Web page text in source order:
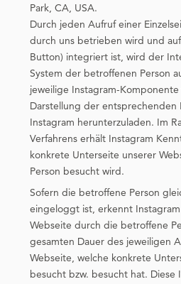
Park, CA, USA.
Durch jeden Aufruf einer
durch uns betrieben wird und
Button) integriert ist, wird der
System der betroffenen Person
jeweilige Instagram-Komponente
Darstellung der entsprechenden
Instagram herunterzuladen. Im
Verfahrens erhält Instagram
konkrete Unterseite unserer
Person besucht wird.
Sofern die betroffene Person
eingeloggt ist, erkennt
Webseite durch die betroffene
gesamten Dauer des jeweiligen
Webseite, welche konkrete
besucht bzw. besucht hat. Diese